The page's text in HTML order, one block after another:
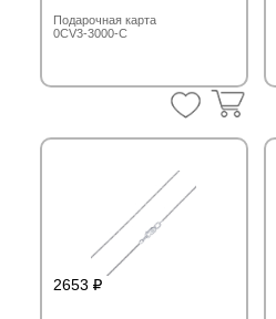
Подарочная карта
0CV3-3000-C
2653